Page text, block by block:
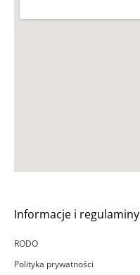
Informacje i regulaminy
RODO
Polityka prywatności